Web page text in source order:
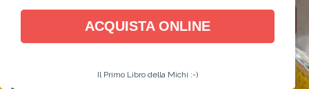
ACQUISTA ONLINE
Il Primo Libro della Michi :-)